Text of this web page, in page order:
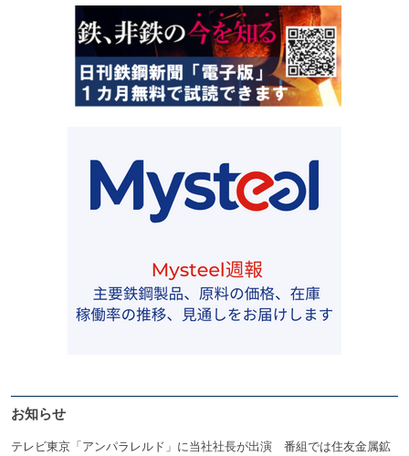
お知らせ
テレビ東京「アンパラレルド」に当社社長が出演 番組では住友金属鉱